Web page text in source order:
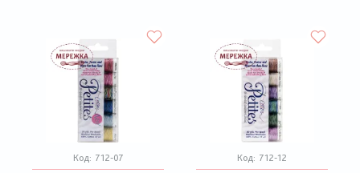
Код: 712-07 Код: 712-12